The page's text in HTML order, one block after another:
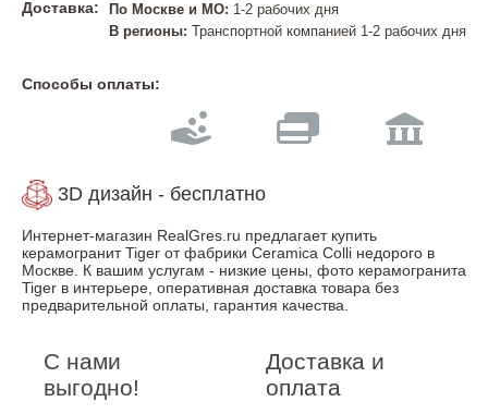
Доставка: По Москве и МО: 1-2 рабочих дня
В регионы: Транспортной компанией 1-2 рабочих дня
Способы оплаты:
3D дизайн - бесплатно
Интернет-магазин RealGres.ru предлагает купить
керамогранит Tiger от фабрики Ceramica Colli недорого в
Москве. К вашим услугам - низкие цены, фото керамогранита
Tiger в интерьере, оперативная доставка товара без
предварительной оплаты, гарантия качества.
С нами
выгодно!
Доставка и
оплата